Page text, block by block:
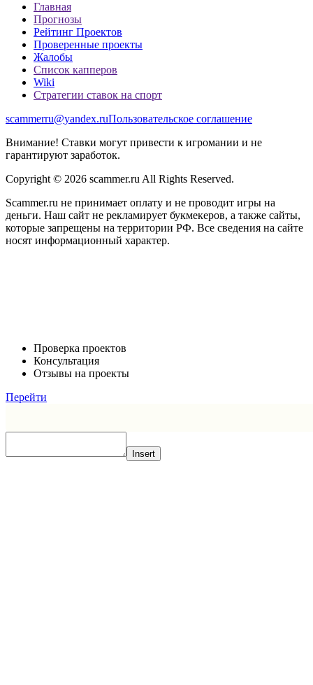
Главная
Прогнозы
Рейтинг Проектов
Проверенные проекты
Жалобы
Список капперов
Wiki
Стратегии ставок на спорт
scammerru@yandex.ruПользовательское соглашение
Внимание! Ставки могут привести к игромании и не
гарантируют заработок.
Copyright © 2026 scammer.ru All Rights Reserved.
Scammer.ru не принимает оплату и не проводит игры на
деньги. Наш сайт не рекламирует букмекеров, а также сайты,
которые запрещены на территории РФ. Все сведения на сайте
носят информационный характер.
Проверка проектов
Консультация
Отзывы на проекты
Перейти
Insert